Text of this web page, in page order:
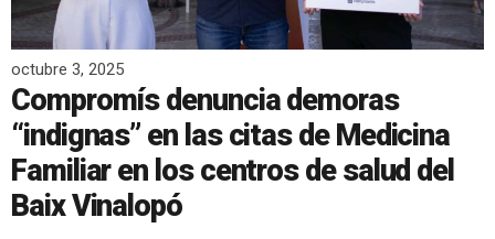
octubre 3, 2025
Compromís denuncia demoras
“indignas” en las citas de Medicina
Familiar en los centros de salud del
Baix Vinalopó